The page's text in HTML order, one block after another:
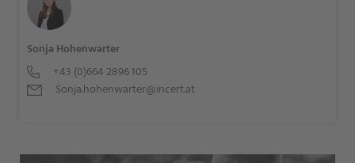
Sonja Hohenwarter
+43 (0)664 2896 105
Sonja.hohenwarter@incert.at